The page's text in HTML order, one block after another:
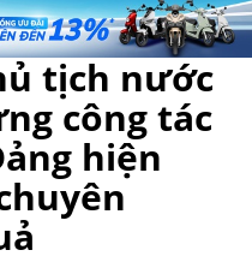
tịch nước
công tác
hiện